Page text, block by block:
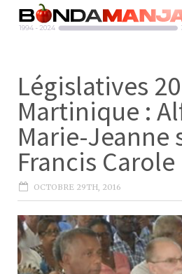
Législatives
Martinique :
Marie-Jeanne
Francis Carole
OCTOBRE 29TH, 2016